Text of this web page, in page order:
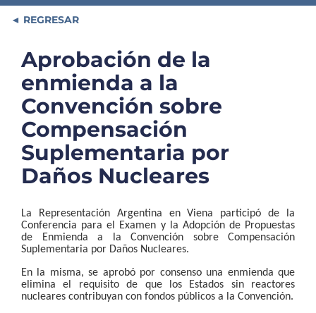
REGRESAR
Aprobación de la
enmienda a la
Convención sobre
Compensación
Suplementaria por
Daños Nucleares
La Representación Argentina en Viena participó de la
Conferencia para el Examen y la Adopción de Propuestas
de Enmienda a la Convención sobre Compensación
Suplementaria por Daños Nucleares.
En la misma, se aprobó por consenso una enmienda que
elimina el requisito de que los Estados sin reactores
nucleares contribuyan con fondos públicos a la Convención.